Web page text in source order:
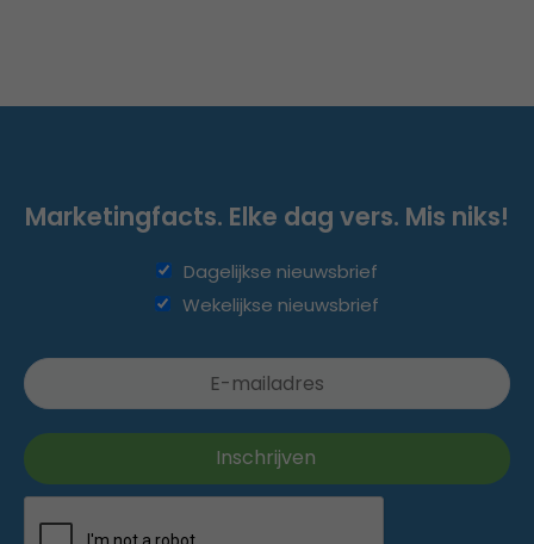
Marketingfacts. Elke dag vers. Mis niks!
Dagelijkse nieuwsbrief
Wekelijkse nieuwsbrief